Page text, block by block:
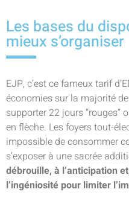
Les bases du
mieux s’organiser
EJP, c’est ce fameux tarif
économies sur la majorité
supporter 22 jours “rouges”
en flèche. Les foyers tout-
impossible de consommer
s’exposer à une sacrée
débrouille, à l’anticipation
l’ingéniosité pour limiter